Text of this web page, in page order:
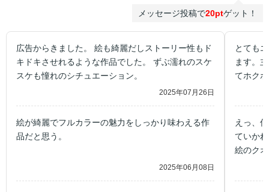
メッセージ投稿で20ptゲット！
広告からきました。 絵も綺麗だしストーリー性もド
キドキさせれるような作品でした。 ずぶ濡れのスケ
スケも憧れのシチュエーション。
2025年07月26日
絵が綺麗でフルカラーの魅力をしっかり味わえる作
品だと思う。
2025年06月08日
とても
ます。
てホク
えっ、
ていか
絵のク